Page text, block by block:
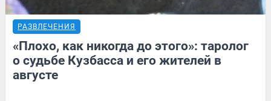
РАЗВЛЕЧЕНИЯ
«Плохо, как никогда до этого»: таролог
о судьбе Кузбасса и его жителей в
августе